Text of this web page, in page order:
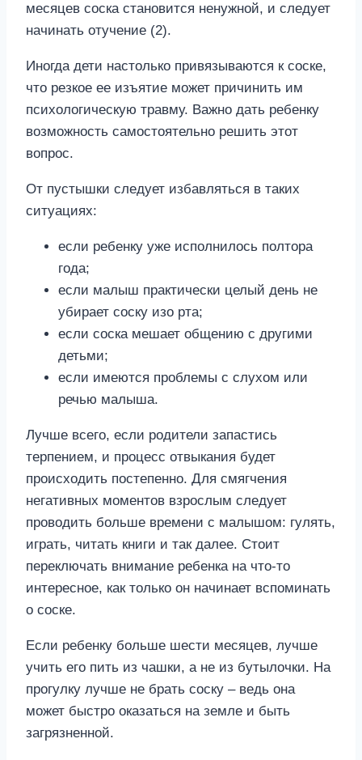
месяцев соска становится ненужной, и следует
начинать отучение (2).
Иногда дети настолько привязываются к соске,
что резкое ее изъятие может причинить им
психологическую травму. Важно дать ребенку
возможность самостоятельно решить этот
вопрос.
От пустышки следует избавляться в таких
ситуациях:
если ребенку уже исполнилось полтора
года;
если малыш практически целый день не
убирает соску изо рта;
если соска мешает общению с другими
детьми;
если имеются проблемы с слухом или
речью малыша.
Лучше всего, если родители запастись
терпением, и процесс отвыкания будет
происходить постепенно. Для смягчения
негативных моментов взрослым следует
проводить больше времени с малышом: гулять,
играть, читать книги и так далее. Стоит
переключать внимание ребенка на что-то
интересное, как только он начинает вспоминать
о соске.
Если ребенку больше шести месяцев, лучше
учить его пить из чашки, а не из бутылочки. На
прогулку лучше не брать соску – ведь она
может быстро оказаться на земле и быть
загрязненной.